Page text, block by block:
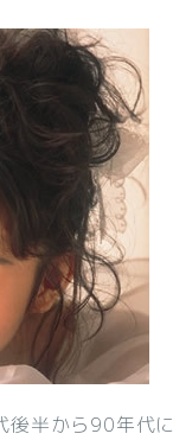
後半から90年代